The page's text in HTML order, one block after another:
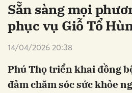
Sẵn sàng mọi
phục vụ Giỗ Tổ
14/04/2026 20:38
Phú Thọ triển khai đồng
đảm chăm sóc sức khỏe
Hủy